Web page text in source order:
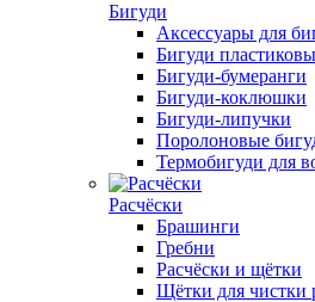
Бигуди
Аксессуары для
Бигуди
Бигуди-бумеранги
Бигуди-коклюшки
Бигуди-липучки
Поролоновые
Термобигуди для
Расчёски
Брашинги
Гребни
Расчёски и щётки
Щётки для чистки